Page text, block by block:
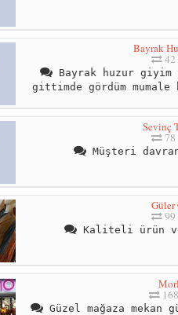
Bayrak
42
Bayrak huzur giyim
gittimde gördüm
Sevinç
78
Müşteri
99
Kaliteli ürün
Güzel mağaza mekan